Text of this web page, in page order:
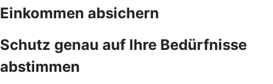
Einkommen absichern
Schutz genau auf Ihre Bedürfnisse
abstimmen